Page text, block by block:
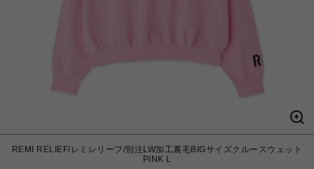
REMI RELIEF/レミレリーフ/別注LW加工裏毛BIGサイズクルースウェット
PINK L